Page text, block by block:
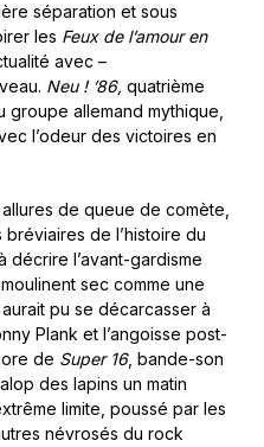
séparation et sous
les Feux de l’amour en
avec –
Neu ! ’86, quatrième
allemand mythique,
l’odeur des victoires en
de queue de comète,
de l’histoire du
décrire l’avant-gardisme
sec comme une
pu se décarcasser à
Plank et l’angoisse post-
de Super 16, bande-son
des lapins un matin
limite, poussé par les
névrosés du rock